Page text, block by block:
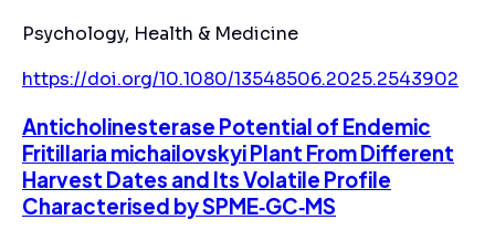
Psychology, Health & Medicine
https://doi.org/10.1080/13548506.2025.2543902
Anticholinesterase Potential of Endemic
Fritillaria michailovskyi Plant From Different
Harvest Dates and Its Volatile Profile
Characterised by SPME‐GC‐MS